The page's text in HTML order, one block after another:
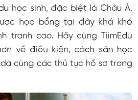
du học Canada cần những gì?
du học Canada
website trường
du học
học sinh, đặc biệt là Châu Á.
học bổng tại đây khá khó
tranh cao. Hãy cùng TiimEdu
về điều kiện, cách săn học
cùng các thủ tục hồ sơ trong